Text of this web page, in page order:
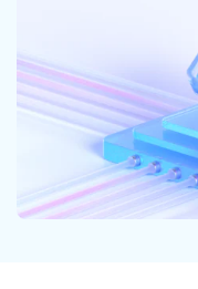
TROVA ALTRE